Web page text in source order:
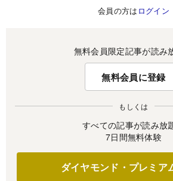
会員の方は ログイン
無料会員限定記事が読み
無料会員に登録
もしくは
すべての記事が読み放
7日間無料体験
ダイヤモンド・プレミア